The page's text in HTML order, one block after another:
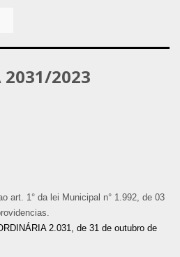
2031/2023
art. 1° da lei Municipal n° 1.992, de 03
2.031, de 31 de outubro de